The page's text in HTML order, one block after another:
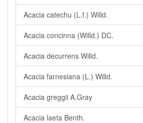
Acacia catechu (L.f.) Willd.
Acacia concinna (Willd.) DC.
Acacia decurrens Willd.
Acacia farnesiana (L.) Willd.
Acacia greggii A.Gray
Acacia laeta Benth.